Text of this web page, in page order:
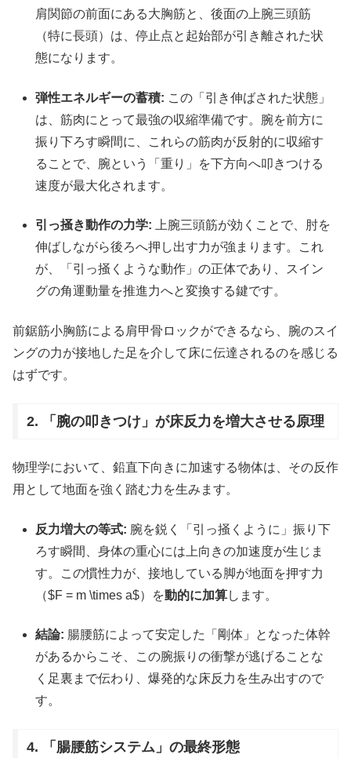
肩関節の前面にある大胸筋と、後面の上腕三頭筋
（特に長頭）は、停止点と起始部が引き離された状
態になります。
弾性エネルギーの蓄積: この「引き伸ばされた状態」
は、筋肉にとって最強の収縮準備です。腕を前方に
振り下ろす瞬間に、これらの筋肉が反射的に収縮す
ることで、腕という「重り」を下方向へ叩きつける
速度が最大化されます。
引っ掻き動作の力学: 上腕三頭筋が効くことで、肘を
伸ばしながら後ろへ押し出す力が強まります。これ
が、「引っ掻くような動作」の正体であり、スイン
グの角運動量を推進力へと変換する鍵です。
前鋸筋小胸筋による肩甲骨ロックができるなら、腕のスイ
ングの力が接地した足を介して床に伝達されるのを感じる
はずです。
2. 「腕の叩きつけ」が床反力を増大させる原理
物理学において、鉛直下向きに加速する物体は、その反作
用として地面を強く踏む力を生みます。
反力増大の等式: 腕を鋭く「引っ掻くように」振り下
ろす瞬間、身体の重心には上向きの加速度が生じま
す。この慣性力が、接地している脚が地面を押す力
（$F = m \times a$）を動的に加算します。
結論: 腸腰筋によって安定した「剛体」となった体幹
があるからこそ、この腕振りの衝撃が逃げることな
く足裏まで伝わり、爆発的な床反力を生み出すので
す。
4. 「腸腰筋システム」の最終形態